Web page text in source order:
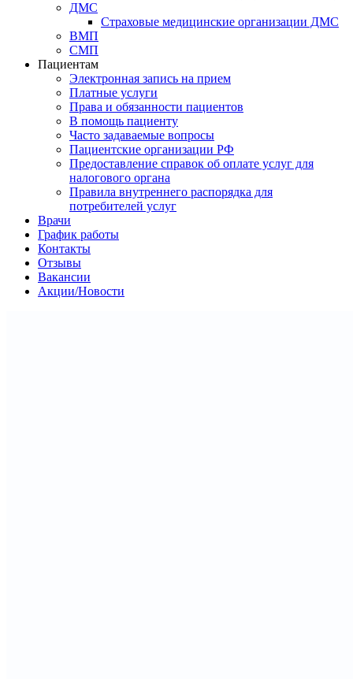
ДМС
Страховые медицинские организации ДМС
ВМП
СМП
Пациентам
Электронная запись на прием
Платные услуги
Права и обязанности пациентов
В помощь пациенту
Часто задаваемые вопросы
Пациентские организации РФ
Предоставление справок об оплате услуг для
налогового органа
Правила внутреннего распорядка для
потребителей услуг
Врачи
График работы
Контакты
Отзывы
Вакансии
Акции/Новости